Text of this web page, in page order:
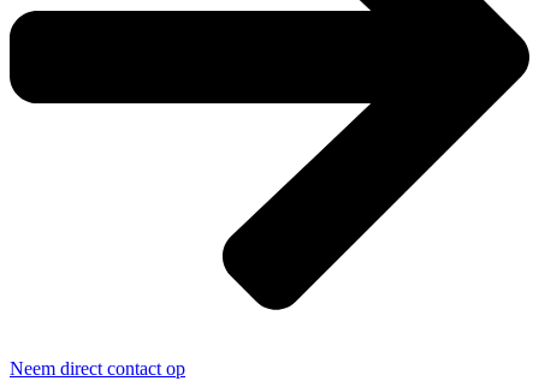
Neem direct contact op